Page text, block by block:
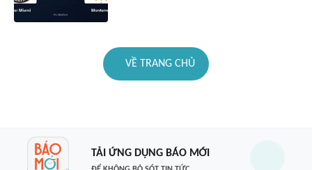
VỀ TRANG CHỦ
TẢI ỨNG DỤNG BÁO MỚI